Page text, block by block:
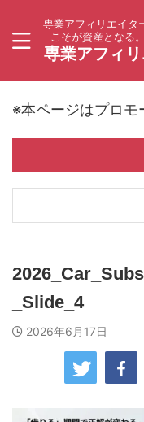
専業アフィリエイタ
こそが資産となる
専業アフィ
※本ページはプロモ
_Slide_4
2026年6月17日